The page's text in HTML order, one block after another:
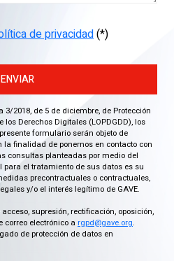
de privacidad(*)
ENVIAR
2018, de 5 de diciembre, de Protección
Derechos Digitales (LOPDGDD), los
formulario serán objeto de
la finalidad de ponernos en contacto con
consultas planteadas por medio del
el tratamiento de sus datos es su
precontractuales o contractuales,
y/o el interés legítimo de GAVE.
supresión, rectificación, oposición,
electrónico a rgpd@gave.org.
de protección de datos en